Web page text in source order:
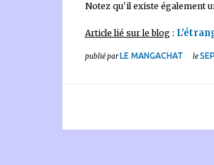
Notez qu'il existe également
Article lié sur le blog :
publié parLE MANGACHAT le